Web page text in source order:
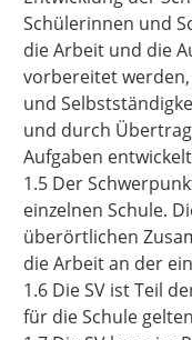
Schülerinnen und
die Arbeit und die
vorbereitet
und
und durch
Aufgaben
1.5 Der
einzelnen Schule.
überörtlichen
die Arbeit an der
1.6 Die SV ist Teil
für die Schule